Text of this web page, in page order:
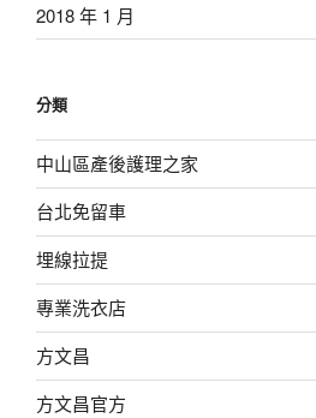
2018 年 1 月
分類
中山區產後護理之家
台北免留車
埋線拉提
專業洗衣店
方文昌
方文昌官方